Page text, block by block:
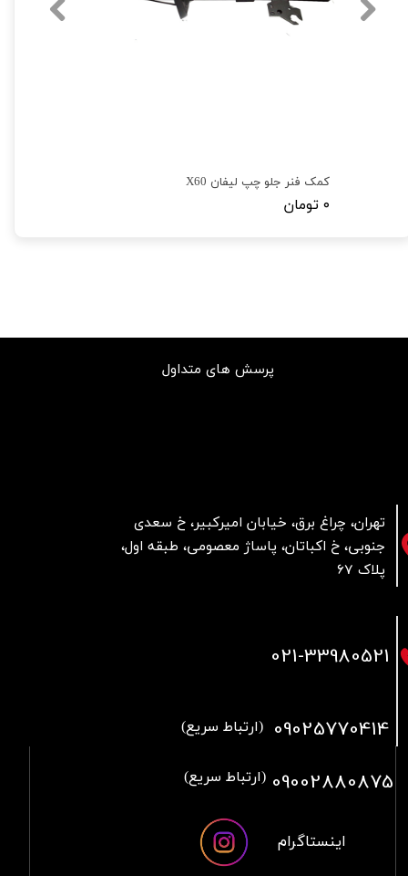
کمک فنر جلو چپ لیفان X60
۰ تومان
تهران، چراغ برق، خیابان امیرکبیر، خ سعدی
جنوبی، خ اکباتان، پاساژ معصومی، طبقه اول،
پلاک 67
پرسش های متداول
021-33980521
09025770414 (ارتباط سریع)
09002880875 (ارتباط سریع)
اینستاگرام